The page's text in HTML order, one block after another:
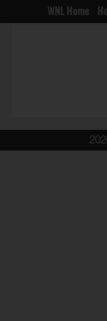
WNL Home